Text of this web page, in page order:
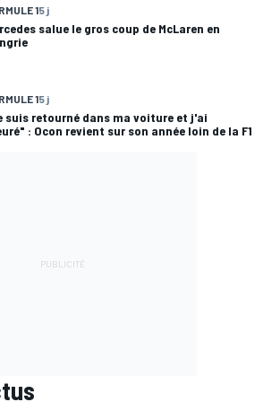
15 j
salue le gros coup de McLaren en
15 j
suis retourné dans ma voiture et j'ai
: Ocon revient sur son année loin de la F1